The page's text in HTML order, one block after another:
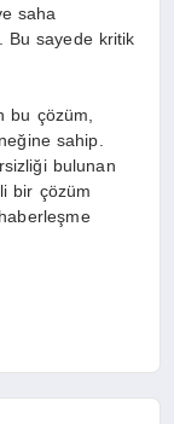
saha
Bu sayede kritik
bu çözüm,
sahip.
bulunan
bir çözüm